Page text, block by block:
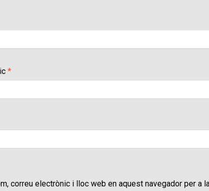
*
correu electrònic i lloc web en aquest navegador per a